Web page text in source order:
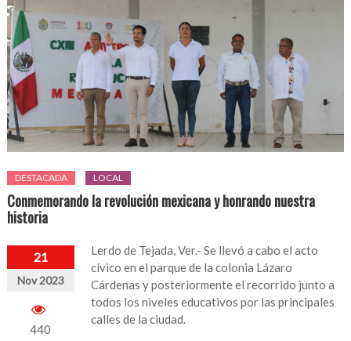
DESTACADA LOCAL
Conmemorando la revolución mexicana y honrando nuestra
historia
21
Nov 2023
440
Lerdo de Tejada, Ver.- Se llevó a cabo el acto
cívico en el parque de la colonia Lázaro
Cárdenas y posteriormente el recorrido junto a
todos los niveles educativos por las principales
calles de la ciudad.